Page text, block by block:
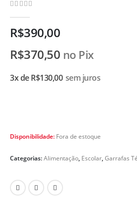
R$390,00
R$370,50 no Pix
3x deR$130,00 sem juros
Disponibilidade: Fora de estoque
Categorias:Alimentação, Escolar,Garrafas